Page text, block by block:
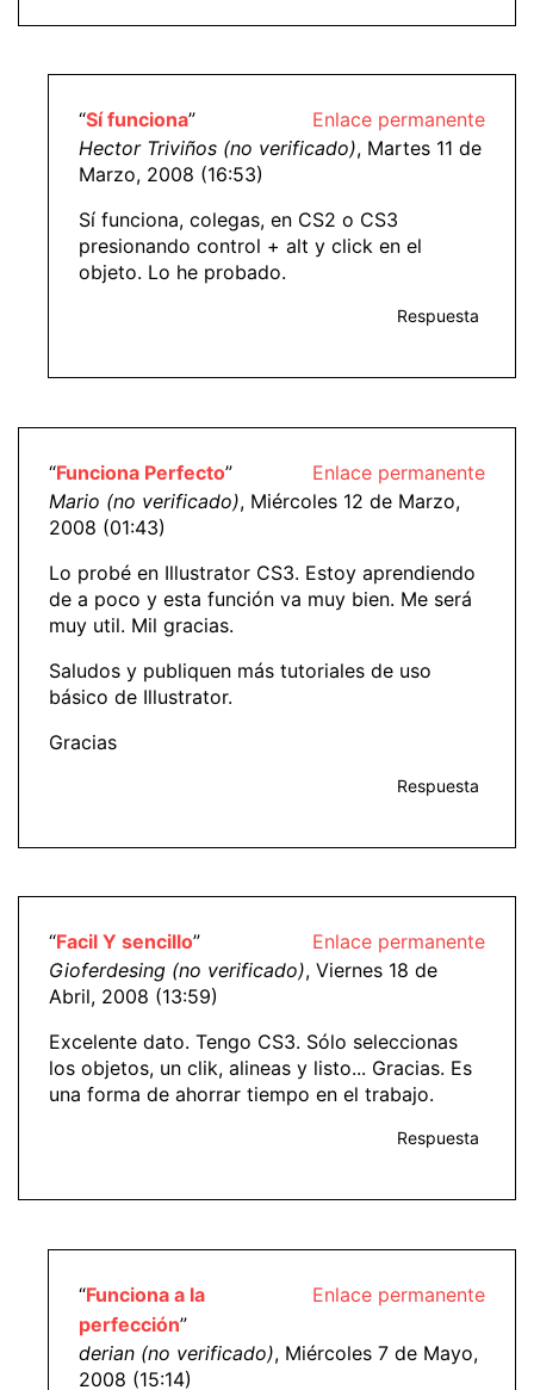
Enlace permanente
“Sí funciona”
Hector Triviños (no verificado), Martes 11 de
Marzo, 2008 (16:53)
Sí funciona, colegas, en CS2 o CS3
presionando control + alt y click en el
objeto. Lo he probado.
Respuesta
Enlace permanente
“Funciona Perfecto”
Mario (no verificado), Miércoles 12 de Marzo,
2008 (01:43)
Lo probé en Illustrator CS3. Estoy aprendiendo
de a poco y esta función va muy bien. Me será
muy util. Mil gracias.
Saludos y publiquen más tutoriales de uso
básico de Illustrator.
Gracias
Respuesta
Enlace permanente
“Facil Y sencillo”
Gioferdesing (no verificado), Viernes 18 de
Abril, 2008 (13:59)
Excelente dato. Tengo CS3. Sólo seleccionas
los objetos, un clik, alineas y listo... Gracias. Es
una forma de ahorrar tiempo en el trabajo.
Respuesta
Enlace permanente
“Funciona a la
perfección”
derian (no verificado), Miércoles 7 de Mayo,
2008 (15:14)